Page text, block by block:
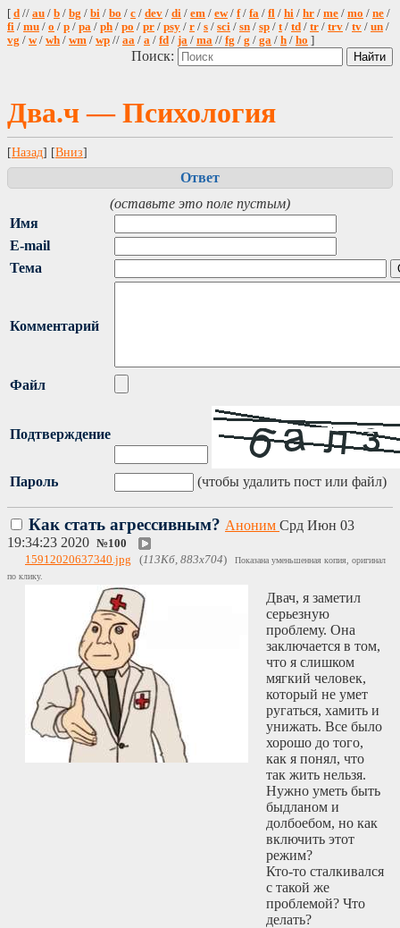
[ d // au / b / bg / bi / bo / c / dev / di / em / ew/ f/ fa / fl / hi / hr / me / mo / ne /
fi / mu / o / p / pa / ph / po / pr / psy / r / s / sci / sn / sp / t/ td / tr / trv / tv / un /
vg / w/ wh / wm / wp // aa / a / fd / ja / ma // fg / g / ga / h / ho ]
Поиск:
Два.ч — Психология
[Назад] [Вниз]
Ответ
(оставьте это поле пустым)
Имя
E-mail
Тема
Комментарий
Файл
Подтверждение
Пароль (чтобы удалить пост или файл)
Как стать агрессивным? Аноним Срд Июн 03
19:34:23 2020 №100
15912020637340.jpg (113Кб, 883x704)
Показана уменьшенная копия, оригинал
по клику.
Двач, я заметил
серьезную
проблему. Она
заключается в том,
что я слишком
мягкий человек,
который не умет
ругаться, хамить и
унижать. Все было
хорошо до того,
как я понял, что
так жить нельзя.
Нужно уметь быть
быдланом и
долбоебом, но как
включить этот
режим?
Кто-то сталкивался
с такой же
проблемой? Что
делать?